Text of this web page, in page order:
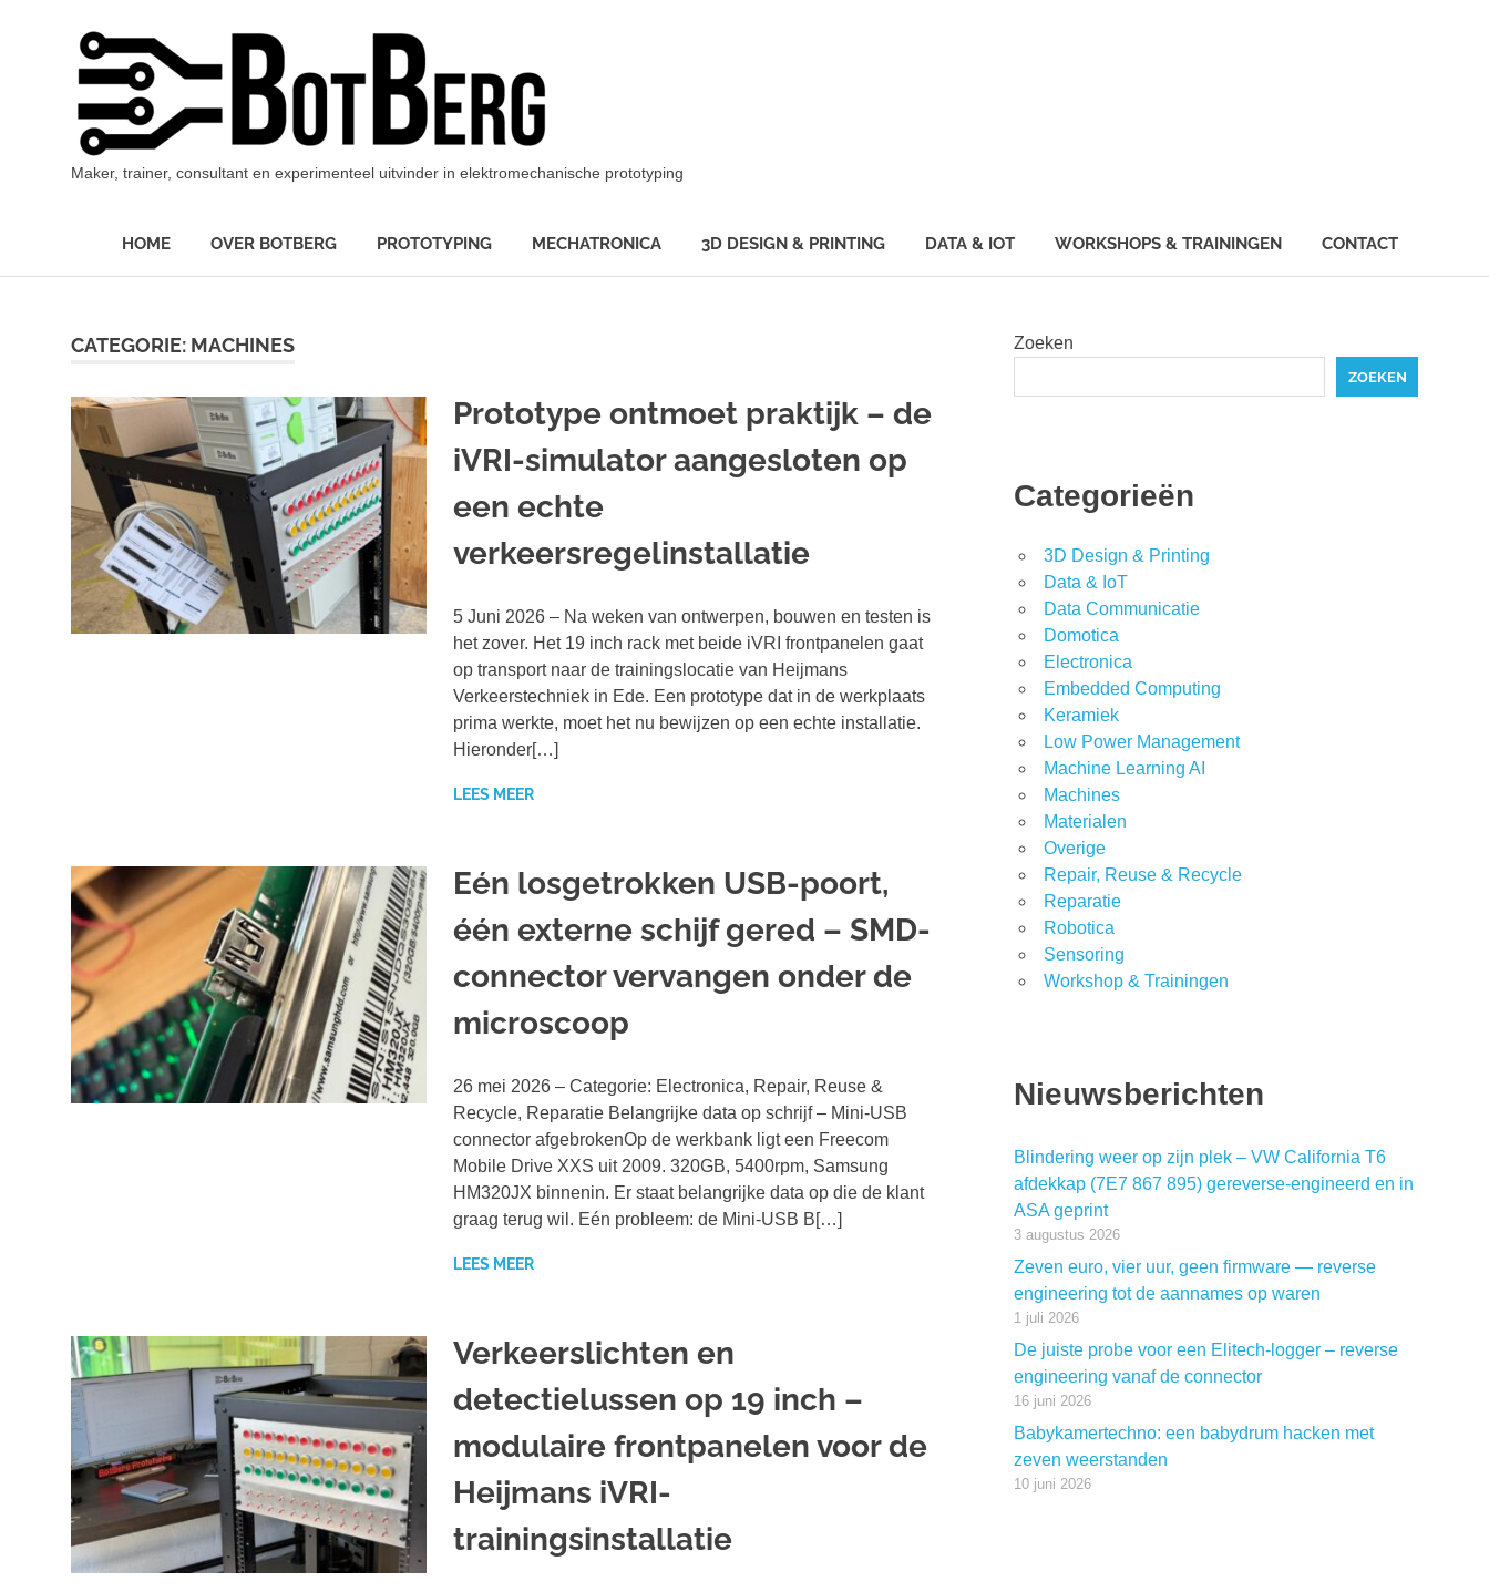
Maker, trainer, consultant en experimenteel uitvinder in elektromechanische prototyping
HOME OVER BOTBERG PROTOTYPING MECHATRONICA 3D DESIGN & PRINTING DATA & IOT WORKSHOPS & TRAININGEN CONTACT
CATEGORIE: MACHINES
Prototype ontmoet praktijk – de
iVRI-simulator aangesloten op
een echte
verkeersregelinstallatie
5 Juni 2026 – Na weken van ontwerpen, bouwen en testen is
het zover. Het 19 inch rack met beide iVRI frontpanelen gaat
op transport naar de trainingslocatie van Heijmans
Verkeerstechniek in Ede. Een prototype dat in de werkplaats
prima werkte, moet het nu bewijzen op een echte installatie.
Hieronder[…]
LEES MEER
Eén losgetrokken USB-poort,
één externe schijf gered – SMD-
connector vervangen onder de
microscoop
26 mei 2026 – Categorie: Electronica, Repair, Reuse &
Recycle, Reparatie Belangrijke data op schrijf – Mini-USB
connector afgebrokenOp de werkbank ligt een Freecom
Mobile Drive XXS uit 2009. 320GB, 5400rpm, Samsung
HM320JX binnenin. Er staat belangrijke data op die de klant
graag terug wil. Eén probleem: de Mini-USB B[…]
LEES MEER
Verkeerslichten en
detectielussen op 19 inch –
modulaire frontpanelen voor de
Heijmans iVRI-
trainingsinstallatie
Zoeken
ZOEKEN
Categorieën
3D Design & Printing
Data & IoT
Data Communicatie
Domotica
Electronica
Embedded Computing
Keramiek
Low Power Management
Machine Learning AI
Machines
Materialen
Overige
Repair, Reuse & Recycle
Reparatie
Robotica
Sensoring
Workshop & Trainingen
Nieuwsberichten
Blindering weer op zijn plek – VW California T6
afdekkap (7E7 867 895) gereverse-engineerd en in
ASA geprint
3 augustus 2026
Zeven euro, vier uur, geen firmware — reverse
engineering tot de aannames op waren
1 juli 2026
De juiste probe voor een Elitech-logger – reverse
engineering vanaf de connector
16 juni 2026
Babykamertechno: een babydrum hacken met
zeven weerstanden
10 juni 2026